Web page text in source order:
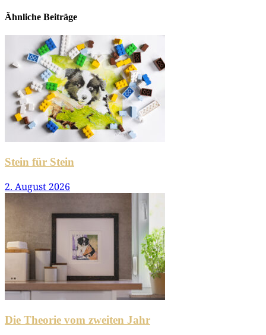
Ähnliche Beiträge
Stein für Stein
2. August 2026
Die Theorie vom zweiten Jahr